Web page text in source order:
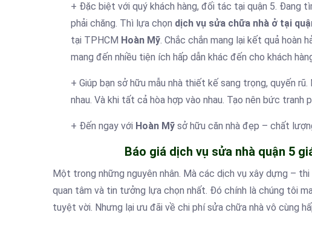
+ Đặc biệt với quý khách hàng, đối tác tại quận 5. Đang
phải chăng. Thì lựa chọn dịch vụ sửa chữa nhà ở tại
tại TPHCM Hoàn Mỹ. Chắc chắn mang lại kết quả hoàn
mang đến nhiều tiện ích hấp dẫn khác đến cho khách
+ Giúp bạn sở hữu mẫu nhà thiết kế sang trọng, quyến
nhau. Và khi tất cả hòa hợp vào nhau. Tạo nên bức
+ Đến ngay với Hoàn Mỹ sở hữu căn nhà đẹp – chất
Báo giá dịch vụ sửa nhà quận 5
Một trong những nguyên nhân. Mà các dịch vụ xây dựng –
quan tâm và tin tưởng lựa chọn nhất. Đó chính là chúng tôi
tuyệt vời. Nhưng lại ưu đãi về chi phí sửa chữa nhà vô cùng